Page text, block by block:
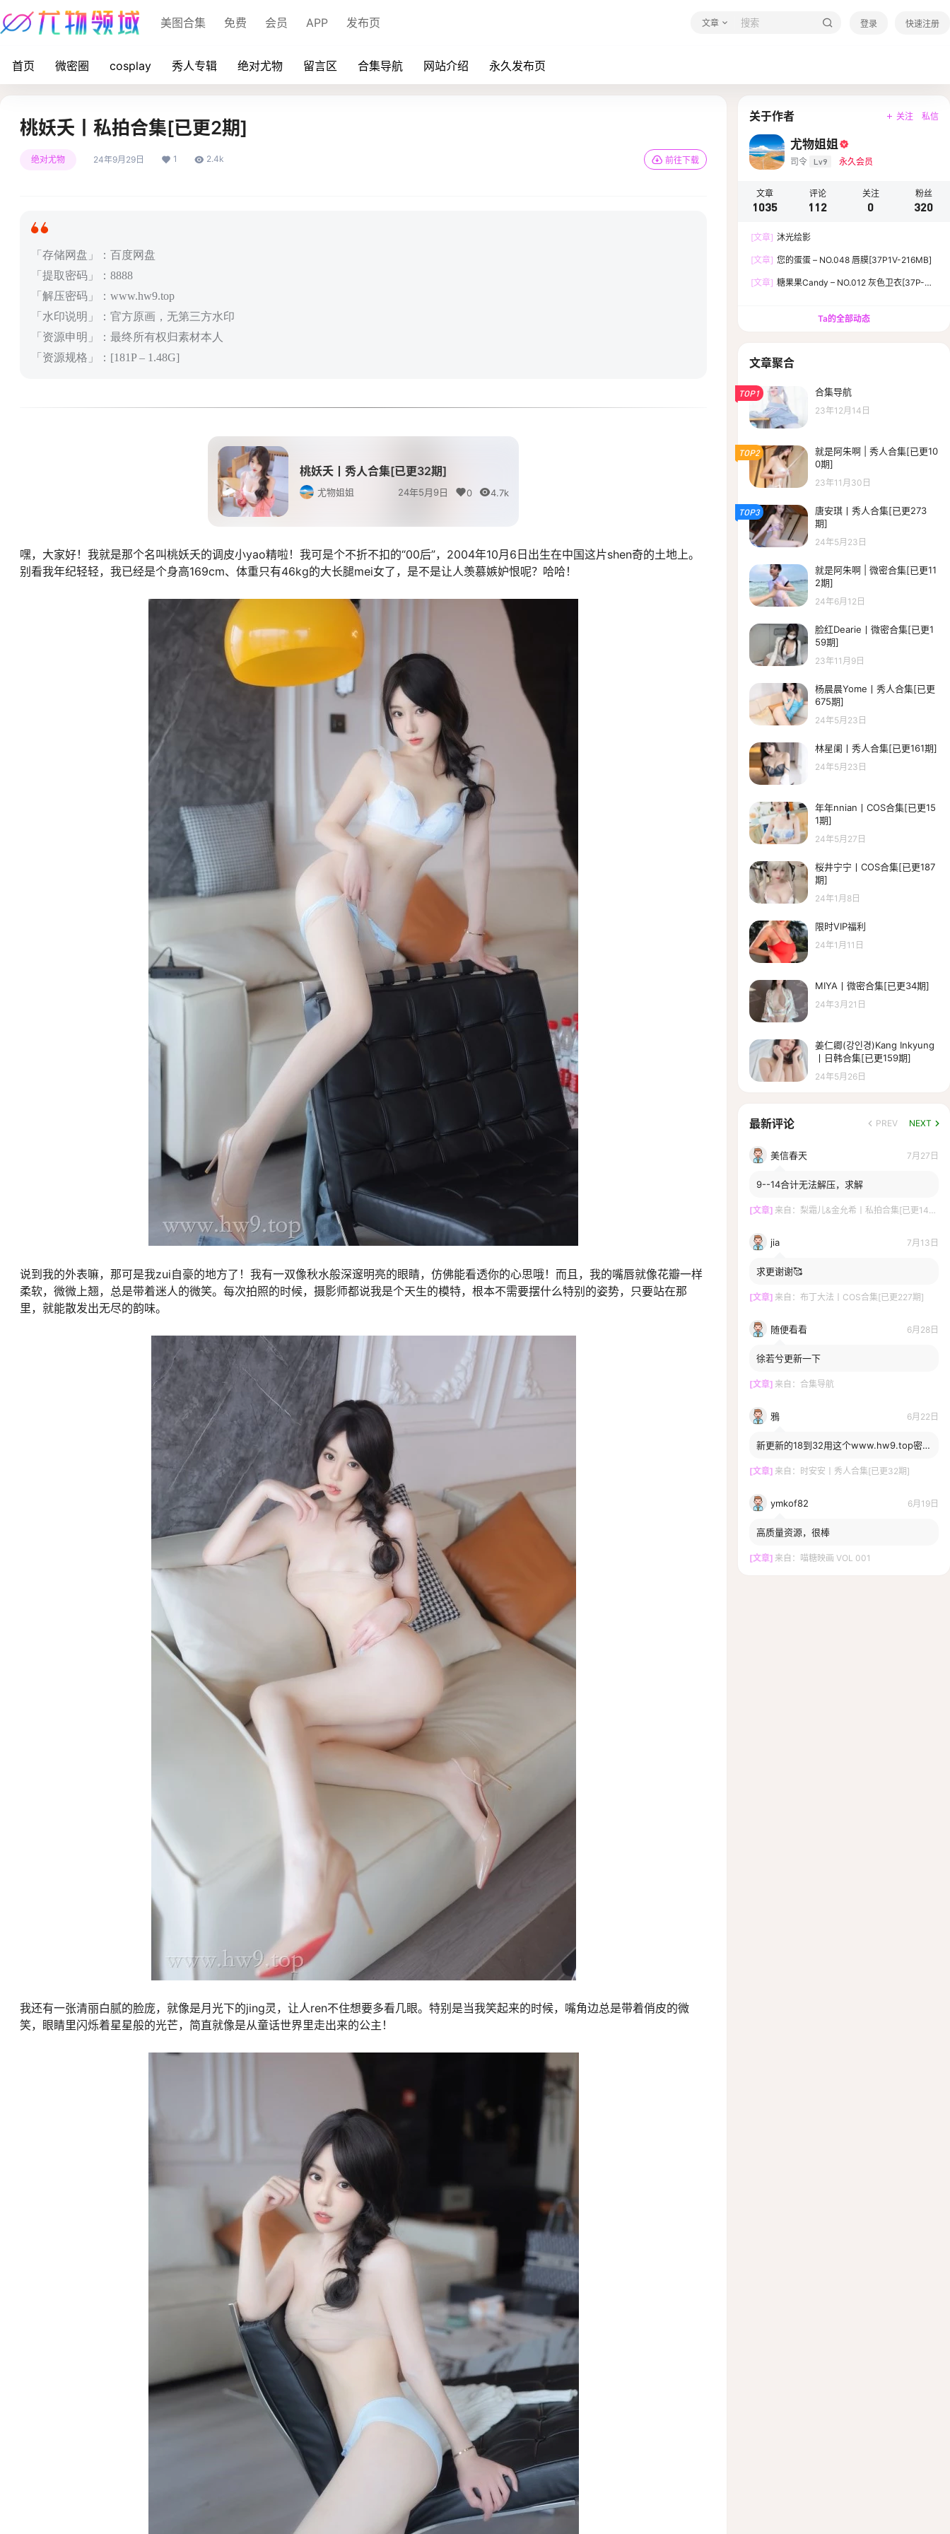
美图合集 免费 会员 APP 发布页 文章 登录 快速注册
首页 微密圈 cosplay 秀人专辑 绝对尤物 留言区 合集导航 网站介绍 永久发布页
桃妖夭丨私拍合集[已更2期]
绝对尤物 24年9月29日 1 2.4k 前往下载
「存储网盘」：百度网盘
「提取密码」：8888
「解压密码」：www.hw9.top
「水印说明」：官方原画，无第三方水印
「资源申明」：最终所有权归素材本人
「资源规格」：[181P – 1.48G]
桃妖夭丨秀人合集[已更32期]
尤物姐姐 24年5月9日 0 4.7k
嘿，大家好！我就是那个名叫桃妖夭的调皮小yao精啦！我可是个不折不扣的“00后”，2004年10月6日出生在中国这片shen奇的土地上。
别看我年纪轻轻，我已经是个身高169cm、体重只有46kg的大长腿mei女了，是不是让人羡慕嫉妒恨呢？哈哈！
说到我的外表嘛，那可是我zui自豪的地方了！我有一双像秋水般深邃明亮的眼睛，仿佛能看透你的心思哦！而且，我的嘴唇就像花瓣一样
柔软，微微上翘，总是带着迷人的微笑。每次拍照的时候，摄影师都说我是个天生的模特，根本不需要摆什么特别的姿势，只要站在那
里，就能散发出无尽的韵味。
我还有一张清丽白腻的脸庞，就像是月光下的jing灵，让人ren不住想要多看几眼。特别是当我笑起来的时候，嘴角边总是带着俏皮的微
笑，眼睛里闪烁着星星般的光芒，简直就像是从童话世界里走出来的公主！
关于作者 关注 私信
尤物姐姐
司令 Lv9 永久会员
文章
1035
评论
112
关注
0
粉丝
320
[文章] 沐光绘影
[文章] 您的蛋蛋 – NO.048 唇膜[37P1V-216MB]
[文章] 糖果果Candy – NO.012 灰色卫衣[37P-
Ta的全部动态
文章聚合
TOP1 合集导航
23年12月14日
TOP2
就是阿朱啊 | 秀人合集[已更10
0期]
23年11月30日
TOP3
唐安琪丨秀人合集[已更273
期]
24年5月23日
就是阿朱啊 | 微密合集[已更11
2期]
24年6月12日
脸红Dearie丨微密合集[已更1
59期]
23年11月9日
杨晨晨Yome丨秀人合集[已更
675期]
24年5月23日
林星阑丨秀人合集[已更161期]
24年5月23日
年年nnian丨COS合集[已更15
1期]
24年5月27日
桜井宁宁丨COS合集[已更187
期]
24年1月8日
限时VIP福利
24年1月11日
MIYA丨微密合集[已更34期]
24年3月21日
姜仁卿(강인경)Kang Inkyung
丨日韩合集[已更159期]
24年5月26日
最新评论 PREV NEXT
美信春天 7月27日
9--14合计无法解压，求解
[文章] 来自： 梨霜儿&金允希丨私拍合集[已更14期]
jia 7月13日
求更谢谢🥰
[文章] 来自： 布丁大法丨COS合集[已更227期]
随便看看 6月28日
徐若兮更新一下
[文章] 来自： 合集导航
鴉 6月22日
新更新的18到32用这个www.hw9.top密码
嘛？
[文章] 来自： 时安安丨秀人合集[已更32期]
ymkof82 6月19日
高质量资源，很棒
[文章] 来自： 喵糖映画 VOL 001